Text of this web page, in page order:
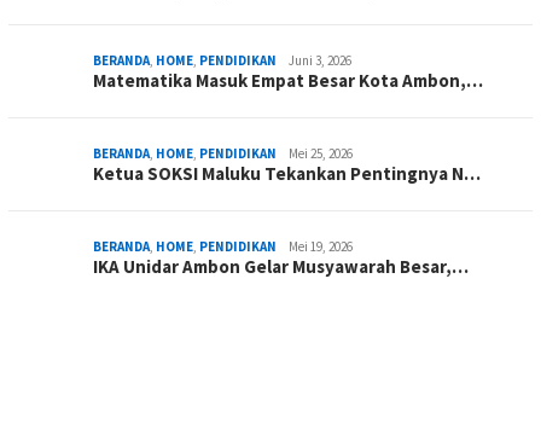
BERANDA HOME PENDIDIKAN Juni 3, 2026
Matematika Masuk Empat Besar Kota Ambon,…
BERANDA HOME PENDIDIKAN Mei 25, 2026
Ketua SOKSI Maluku Tekankan Pentingnya N…
BERANDA HOME PENDIDIKAN Mei 19, 2026
IKA Unidar Ambon Gelar Musyawarah Besar,…